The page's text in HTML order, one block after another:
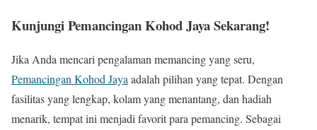
Kunjungi Pemancingan Kohod Jaya Sekarang!
Jika Anda mencari pengalaman memancing yang seru,
Pemancingan Kohod Jayaadalah pilihan yang tepat. Dengan
fasilitas yang lengkap, kolam yang menantang, dan hadiah
menarik, tempat ini menjadi favorit para pemancing. Sebagai